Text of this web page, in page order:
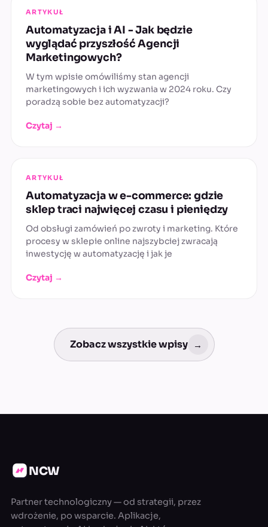
ARTYKUŁ
Automatyzacja i AI - Jak będzie
wyglądać przyszłość Agencji
Marketingowych?
W tym wpisie omówiliśmy stan agencji
marketingowych i ich wyzwania w 2024 roku. Czy
poradzą sobie bez automatyzacji?
Czytaj →
ARTYKUŁ
Automatyzacja w e-commerce: gdzie
sklep traci najwięcej czasu i pieniędzy
Od obsługi zamówień po zwroty i marketing. Które
procesy w sklepie online najszybciej zwracają
inwestycję w automatyzację i jak je
Czytaj →
Zobacz wszystkie wpisy →
NCW
Partner technologiczny — od strategii, przez
wdrożenie, po wsparcie. Aplikacje,